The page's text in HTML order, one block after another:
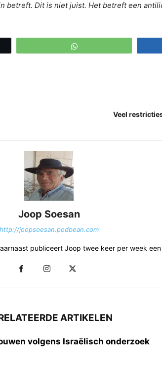
Dit is niet juist. Het betreft een
Veel
Joop Soesan
http://joopsoesan.podbean.com
publiceert Joop twee keer per week
ARTIKELEN
volgens Israëlisch onderzoek